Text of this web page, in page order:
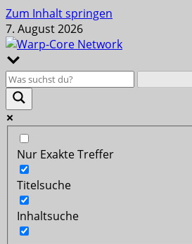
Zum Inhalt springen
7. August 2026
Nur Exakte Treffer
Titelsuche
Inhaltsuche